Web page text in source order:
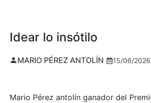
Idear lo insótilo
MARIO PÉREZ ANTOLÍN 15/06/2026
Mario Pérez antolín ganador del